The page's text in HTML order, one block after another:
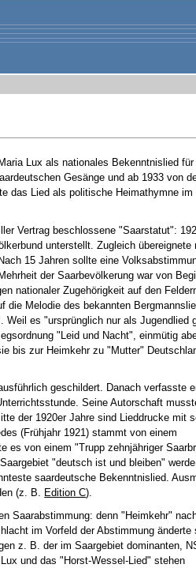
Lux als nationales Bekenntnislied
Gesänge und ab 1933 von
das Lied als politische Heimathymne im
Vertrag beschlossene "Saarstatut":
unterstellt. Zugleich übereignete
15 Jahren sollte eine
der Saarbevölkerung war von
nationaler Zugehörigkeit auf den
die Melodie des bekannten
es "ursprünglich nur als Jugendlied
"Leid und Nacht", einmütig
bis zur Heimkehr zu "Mutter"
geschildert. Danach verfasste
Seine Autorschaft
der 1920er Jahre sind Lieddrucke mit
(Frühjahr 1921) stammt von einem
es von einem "Trupp zehnjähriger
"deutsch ist und bleiben"
saardeutsche Bekenntnislied.
(z. B. Edition C).
Saarabstimmung: denn "Heimkehr"
im Vorfeld der Abstimmung änderte
z. B. der im Saargebiet dominanten,
und das "Horst-Wessel-Lied" stehen